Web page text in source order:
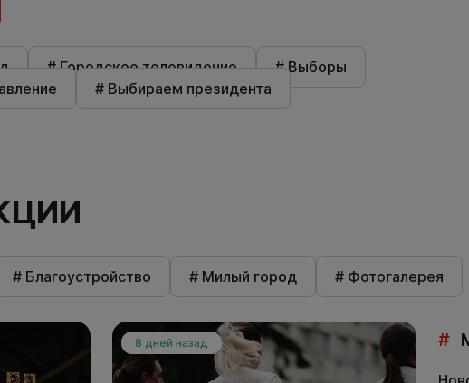
# Городское телевидение
# Выборы
# Выбираем президента
# Благоустройство # Милый город # Фотогалерея
8 дней назад #